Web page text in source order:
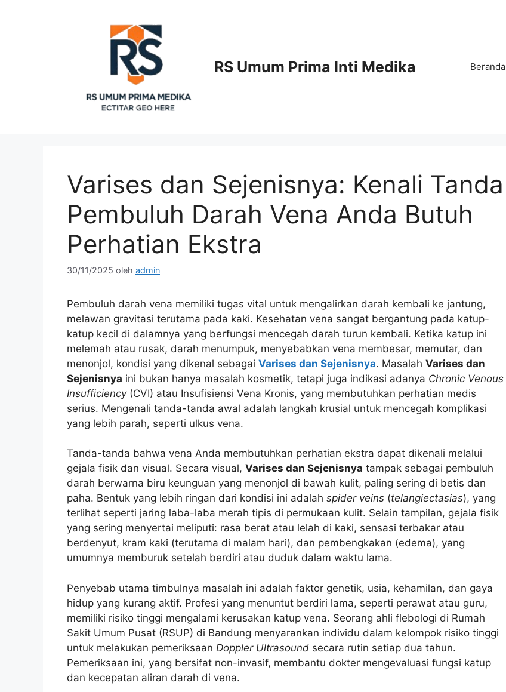
RS Umum Prima Inti Medika Beranda
Varises dan Sejenisnya: Kenali Tanda
Pembuluh Darah Vena Anda Butuh
Perhatian Ekstra
30/11/2025 oleh admin
Pembuluh darah vena memiliki tugas vital untuk mengalirkan darah kembali ke jantung,
melawan gravitasi terutama pada kaki. Kesehatan vena sangat bergantung pada katup-
katup kecil di dalamnya yang berfungsi mencegah darah turun kembali. Ketika katup ini
melemah atau rusak, darah menumpuk, menyebabkan vena membesar, memutar, dan
menonjol, kondisi yang dikenal sebagai Varises dan Sejenisnya. Masalah Varises dan
Sejenisnya ini bukan hanya masalah kosmetik, tetapi juga indikasi adanya Chronic Venous
Insufficiency(CVI) atau Insufisiensi Vena Kronis, yang membutuhkan perhatian medis
serius. Mengenali tanda-tanda awal adalah langkah krusial untuk mencegah komplikasi
yang lebih parah, seperti ulkus vena.
Tanda-tanda bahwa vena Anda membutuhkan perhatian ekstra dapat dikenali melalui
gejala fisik dan visual. Secara visual, Varises dan Sejenisnya tampak sebagai pembuluh
darah berwarna biru keunguan yang menonjol di bawah kulit, paling sering di betis dan
paha. Bentuk yang lebih ringan dari kondisi ini adalah spider veins (telangiectasias), yang
terlihat seperti jaring laba-laba merah tipis di permukaan kulit. Selain tampilan, gejala fisik
yang sering menyertai meliputi: rasa berat atau lelah di kaki, sensasi terbakar atau
berdenyut, kram kaki (terutama di malam hari), dan pembengkakan (edema), yang
umumnya memburuk setelah berdiri atau duduk dalam waktu lama.
Penyebab utama timbulnya masalah ini adalah faktor genetik, usia, kehamilan, dan gaya
hidup yang kurang aktif. Profesi yang menuntut berdiri lama, seperti perawat atau guru,
memiliki risiko tinggi mengalami kerusakan katup vena. Seorang ahli flebologi di Rumah
Sakit Umum Pusat (RSUP) di Bandung menyarankan individu dalam kelompok risiko tinggi
untuk melakukan pemeriksaan Doppler Ultrasound secara rutin setiap dua tahun.
Pemeriksaan ini, yang bersifat non-invasif, membantu dokter mengevaluasi fungsi katup
dan kecepatan aliran darah di vena.